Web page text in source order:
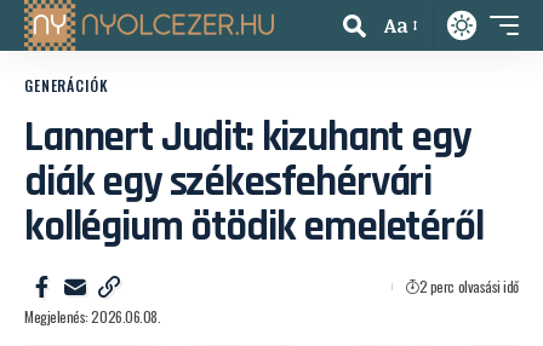
Aa
GENERÁCIÓK
Lannert Judit: kizuhant egy
diák egy székesfehérvári
kollégium ötödik emeletéről
Megjelenés: 2026.06.08.
2 perc olvasási idő